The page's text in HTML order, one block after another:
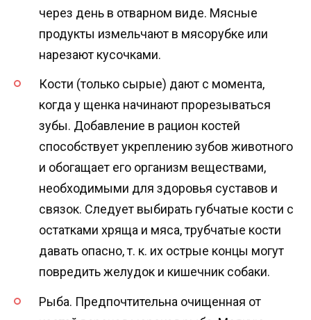
через день в отварном виде. Мясные
продукты измельчают в мясорубке или
нарезают кусочками.
Кости (только сырые) дают с момента,
когда у щенка начинают прорезываться
зубы. Добавление в рацион костей
способствует укреплению зубов животного
и обогащает его организм веществами,
необходимыми для здоровья суставов и
связок. Следует выбирать губчатые кости с
остатками хряща и мяса, трубчатые кости
давать опасно, т. к. их острые концы могут
повредить желудок и кишечник собаки.
Рыба. Предпочтительна очищенная от